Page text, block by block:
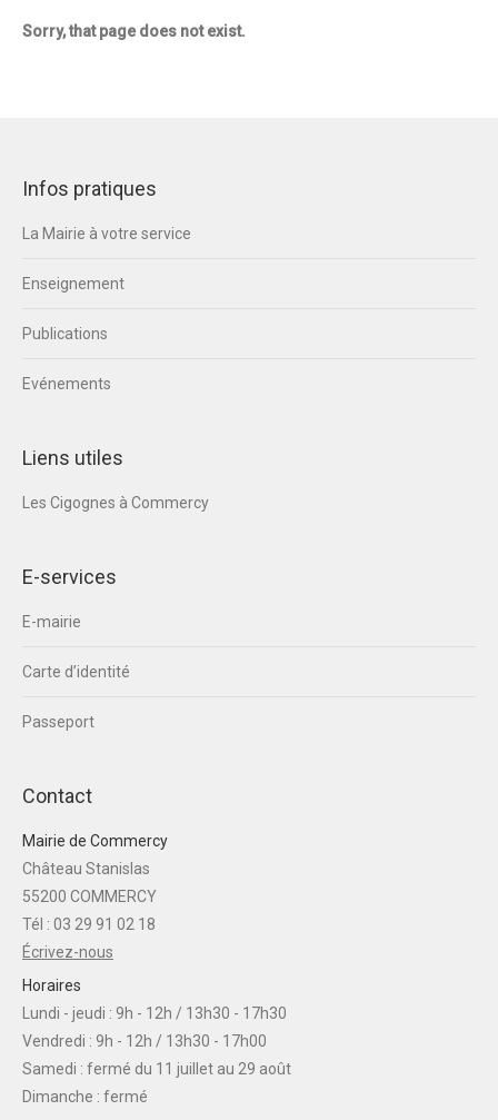
Sorry, that page does not exist.
Infos pratiques
La Mairie à votre service
Enseignement
Publications
Evénements
Liens utiles
Les Cigognes à Commercy
E-services
E-mairie
Carte d’identité
Passeport
Contact
Mairie de Commercy
Château Stanislas
55200 COMMERCY
Tél : 03 29 91 02 18
Écrivez-nous
Horaires
Lundi - jeudi : 9h - 12h / 13h30 - 17h30
Vendredi : 9h - 12h / 13h30 - 17h00
Samedi : fermé du 11 juillet au 29 août
Dimanche : fermé